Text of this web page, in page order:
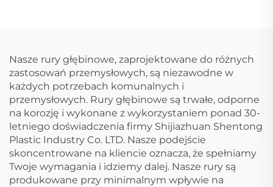
rury UPVC, produkty
plastikowe
Nasze rury głębinowe, zaprojektowane do różnych
zastosowań przemysłowych, są niezawodne w
każdych potrzebach komunalnych i
przemysłowych. Rury głębinowe są trwałe, odporne
na korozję i wykonane z wykorzystaniem ponad 30-
letniego doświadczenia firmy Shijiazhuan Shentong
Plastic Industry Co. LTD. Nasze podejście
skoncentrowane na kliencie oznacza, że spełniamy
Twoje wymagania i idziemy dalej. Nasze rury są
produkowane przy minimalnym wpływie na